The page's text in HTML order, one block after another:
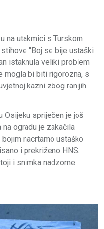
na utakmici s Turskom
"Boj se bije ustaški
istaknula veliki problem
mogla bi biti rigorozna, s
kazni zbog ranijih
Osijeku spriječen je još
ogradu je zakačila
nacrtamo ustaško
i prekriženo HNS.
i snimka nadzorne